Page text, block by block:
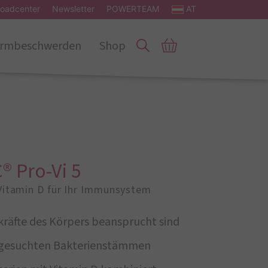
Newsletter POWERTEAM AT
Shop
Pro-Vi 5
D für Ihr Immunsystem
des Körpers beansprucht sind
Bakterienstämmen